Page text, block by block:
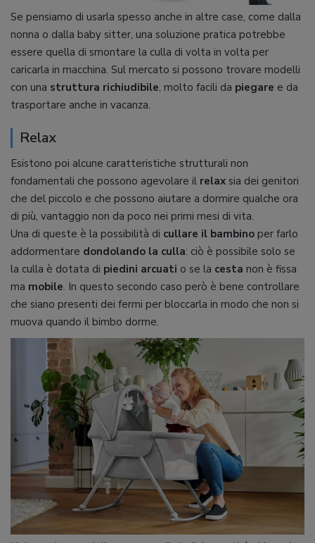
Se pensiamo di usarla spesso anche in altre case, come dalla
nonna o dalla baby sitter, una soluzione pratica potrebbe
essere quella di smontare la culla di volta in volta per
caricarla in macchina. Sul mercato si possono trovare modelli
con una struttura richiudibile, molto facili da piegare e da
trasportare anche in vacanza.
Relax
Esistono poi alcune caratteristiche strutturali non
fondamentali che possono agevolare il relax sia dei genitori
che del piccolo e che possono aiutare a dormire qualche ora
di più, vantaggio non da poco nei primi mesi di vita.
Una di queste è la possibilità di cullare il bambino per farlo
addormentare dondolando la culla: ciò è possibile solo se
la culla è dotata di piedini arcuati o se la cesta non è fissa
ma mobile. In questo secondo caso però è bene controllare
che siano presenti dei fermi per bloccarla in modo che non si
muova quando il bimbo dorme.